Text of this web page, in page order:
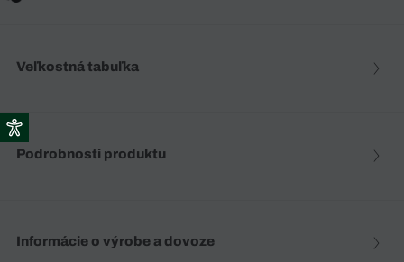
Veľkostná tabuľka
Podrobnosti produktu
Informácie o výrobe a dovoze